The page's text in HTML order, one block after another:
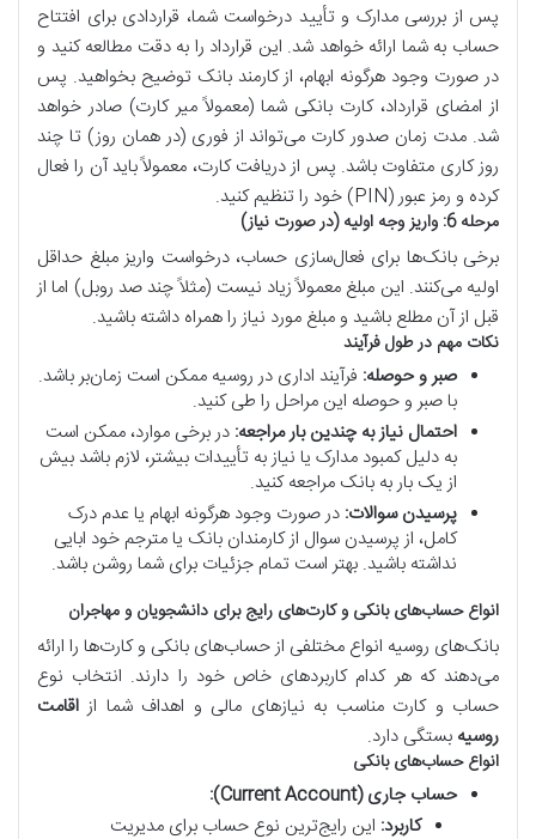
پس از بررسی مدارک و تأیید درخواست شما، قراردادی برای افتتاح
حساب به شما ارائه خواهد شد. این قرارداد را به دقت مطالعه کنید و
در صورت وجود هرگونه ابهام، از کارمند بانک توضیح بخواهید. پس
از امضای قرارداد، کارت بانکی شما (معمولاً میر کارت) صادر خواهد
شد. مدت زمان صدور کارت می‌تواند از فوری (در همان روز) تا چند
روز کاری متفاوت باشد. پس از دریافت کارت، معمولاً باید آن را فعال
کرده و رمز عبور (PIN) خود را تنظیم کنید.
مرحله 6: واریز وجه اولیه (در صورت نیاز)
برخی بانک‌ها برای فعال‌سازی حساب، درخواست واریز مبلغ حداقل
اولیه می‌کنند. این مبلغ معمولاً زیاد نیست (مثلاً چند صد روبل) اما از
قبل از آن مطلع باشید و مبلغ مورد نیاز را همراه داشته باشید.
نکات مهم در طول فرآیند
صبر و حوصله: فرآیند اداری در روسیه ممکن است زمان‌بر باشد.
با صبر و حوصله این مراحل را طی کنید.
احتمال نیاز به چندین بار مراجعه: در برخی موارد، ممکن است
به دلیل کمبود مدارک یا نیاز به تأییدات بیشتر، لازم باشد بیش
از یک بار به بانک مراجعه کنید.
پرسیدن سوالات: در صورت وجود هرگونه ابهام یا عدم درک
کامل، از پرسیدن سوال از کارمندان بانک یا مترجم خود ابایی
نداشته باشید. بهتر است تمام جزئیات برای شما روشن باشد.
انواع حساب‌های بانکی و کارت‌های رایج برای دانشجویان و مهاجران
بانک‌های روسیه انواع مختلفی از حساب‌های بانکی و کارت‌ها را ارائه
می‌دهند که هر کدام کاربردهای خاص خود را دارند. انتخاب نوع
حساب و کارت مناسب به نیازهای مالی و اهداف شما از اقامت
روسیه بستگی دارد.
انواع حساب‌های بانکی
حساب جاری (Current Account):
کاربرد: این رایج‌ترین نوع حساب برای مدیریت